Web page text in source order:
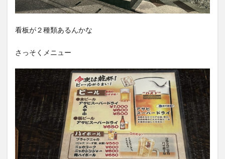
看板が２種類あるんかな
さっそくメニュー